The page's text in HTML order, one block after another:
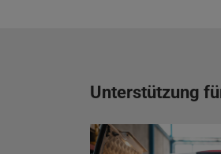
Unterstützung